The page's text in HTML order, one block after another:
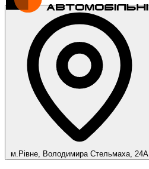
м.Рівне, Володимира Стельмаха, 24А